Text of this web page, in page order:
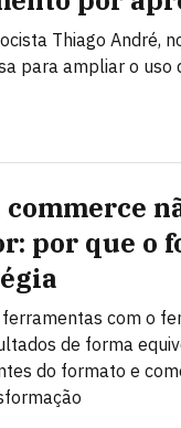
Thiago André,
para ampliar o uso
commerce
por que o
com o
de forma
do formato e